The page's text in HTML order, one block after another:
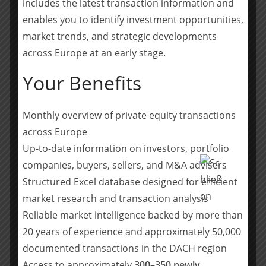
hohe Flexibilität bei einer Produktionsmenge von über
300 Mio. Karten pro Jahr. Die Standorte in Österreich
und Deutschland sind VISA/Mastercard zertifiziert.
Weitere Informationen:www.exceet-card-group.com
Über Intercard AG
Intercard ist ein schweizweit führender Anbieter
intelligenter Kartenlösungen mit einer starken
Kompetenz in der Personalisierung und
Distributionslogistik. Seit bald 30 Jahren hat Intercard
führende Detailhändler, Banken, Unternehmen aus
dem Gesundheitswesen und Transportunternehmen
als Kunden. Intercard beschäftigt ca. 40 Mitarbeiter
und produziert an einem Standort im Raum Zürich.
Weitere Informationen:www.intercard.ch
Über Crédit Mutuel Equity
includes the latest transaction information and
enables you to identify investment opportunities,
market trends, and strategic developments
across Europe at an early stage.
Your Benefits
Monthly overview of private equity transactions
across Europe
Up-to-date information on investors, portfolio
companies, buyers, sellers, and M&A advisers
Structured Excel database designed for efficient
market research and transaction analysis
Reliable market intelligence backed by more than
20 years of experience and approximately 50,000
documented transactions in the DACH region